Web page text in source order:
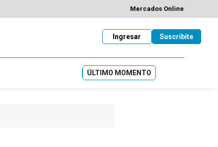
Mercados Online
Suscribite
Ingresar
ÚLTIMO MOMENTO